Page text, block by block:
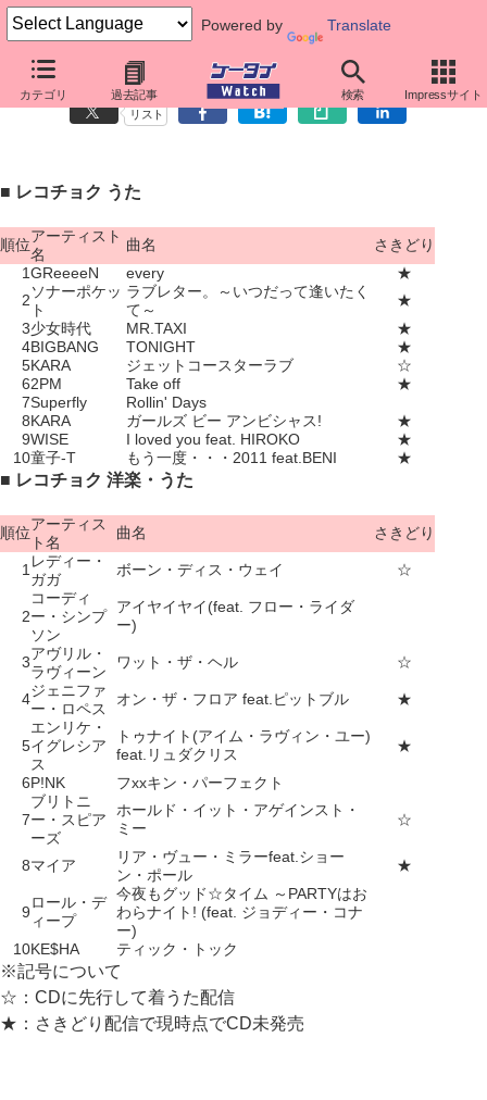
Powered by Translate
カテゴリ 過去記事 検索 Impressサイト
着うた人気ランキング（4月11日～4月17日）
リスト
■ レコチョク うた
順位アーティスト
名
曲名
さきどり
1GReeeeN every
★
2ソナーポケッ
ト
ラブレター。～いつだって逢いたく
て～
★
3少女時代 MR.TAXI
★
4BIGBANG TONIGHT
★
5KARA ジェットコースターラブ
☆
62PM Take off
★
7Superfly
Rollin' Days
8KARA ガールズ ビー アンビシャス!
★
9WISE I loved you feat. HIROKO
★
10童子-T もう一度・・・2011 feat.BENI ★
■ レコチョク 洋楽・うた
順位アーティス
ト名
曲名 さきどり
1 レディー・
ガガ
ボーン・ディス・ウェイ ☆
2
コーディ
ー・シンプ
ソン
アイヤイヤイ(feat. フロー・ライダ
ー)
3アヴリル・
ラヴィーン
ワット・ザ・ヘル ☆
4ジェニファ
ー・ロペス
オン・ザ・フロア feat.ピットブル ★
5
エンリケ・
イグレシア
ス
トゥナイト(アイム・ラヴィン・ユー)
feat.リュダクリス
★
6P!NK フxxキン・パーフェクト
7
ブリトニ
ー・スピア
ーズ
ホールド・イット・アゲインスト・
ミー
☆
8マイア
リア・ヴュー・ミラーfeat.ショー
ン・ポール
★
9
ロール・デ
ィープ
今夜もグッド☆タイム ～PARTYはお
わらナイト! (feat. ジョディー・コナ
ー)
10KE$HA ティック・トック
※記号について
☆：CDに先行して着うた配信
★：さきどり配信で現時点でCD未発売